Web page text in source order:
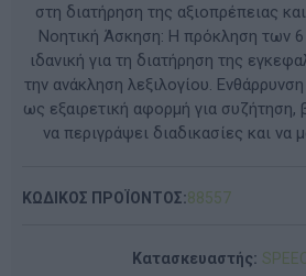
στη διατήρηση της αξιοπρέπειας
Νοητική Άσκηση: Η πρόκληση των 6
ιδανική για τη διατήρηση της
την ανάκληση λεξιλογίου.
ως εξαιρετική αφορμή για
να περιγράψει διαδικασίες και να
ΚΩΔΙΚΟΣ ΠΡΟΪΟΝΤΟΣ:88557
Κατασκευαστής: